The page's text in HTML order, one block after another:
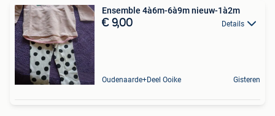
Ensemble 4à6m-6à9m nieuw-1à2m
€ 9,00 Details
Oudenaarde+Deel Ooike Gisteren